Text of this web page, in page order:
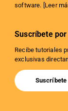
software. [Leer
Suscríbete
Recibe tutoriales
exclusivas
Suscríbete